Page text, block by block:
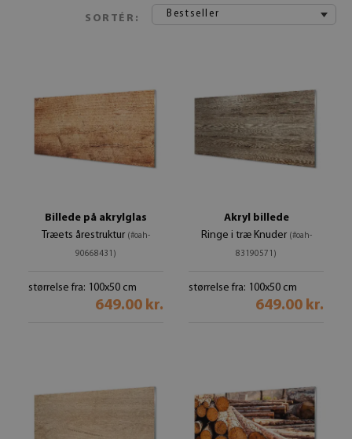
SORTÉR: Bestseller
Billede på akrylglas
Træets årestruktur (#oah-
90668431)
størrelse fra: 100x50 cm
649.00 kr.
Akryl billede
Ringe i træ Knuder (#oah-
83190571)
størrelse fra: 100x50 cm
649.00 kr.